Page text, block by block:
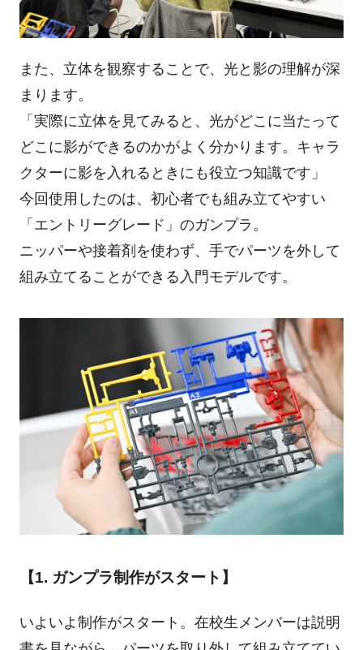
また、立体を観察することで、光と影の理解が深
まります。
「実際に立体を見てみると、光がどこに当たって
どこに影ができるのかがよく分かります。キャラ
クターに影を入れるときにも役立つ知識です」
今回使用したのは、初心者でも組み立てやすい
「エントリーグレード」のガンプラ。
ニッパーや接着剤を使わず、手でパーツを外して
組み立てることができる入門モデルです。
【1. ガンプラ制作がスタート】
いよいよ制作がスタート。在校生メンバーは説明